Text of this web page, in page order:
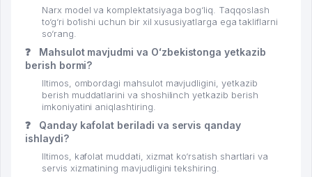
Narx model va komplektatsiyaga bog‘liq. Taqqoslash
to‘g‘ri bo‘lishi uchun bir xil xususiyatlarga ega takliflarni
so‘rang.
❓
Mahsulot mavjudmi va Oʻzbekistonga yetkazib
berish bormi?
Iltimos, ombordagi mahsulot mavjudligini, yetkazib
berish muddatlarini va shoshilinch yetkazib berish
imkoniyatini aniqlashtiring.
❓
Qanday kafolat beriladi va servis qanday
ishlaydi?
Iltimos, kafolat muddati, xizmat ko‘rsatish shartlari va
servis xizmatining mavjudligini tekshiring.